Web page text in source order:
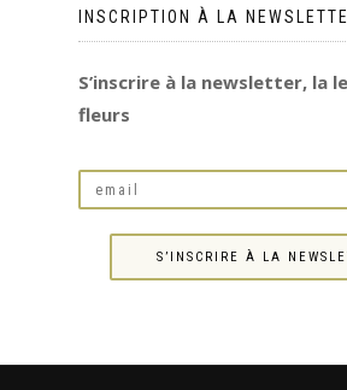
INSCRIPTION À LA
S’inscrire à la newsletter, la
fleurs